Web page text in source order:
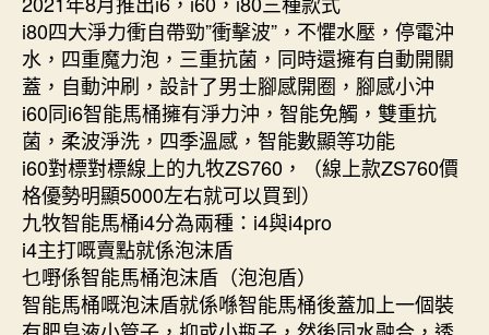
i80四大淨力衝自帶勁”衝擊波”，不懼水壓，停電沖
水，四重魔力泡，三重抗菌，同時還擁有自動開關
蓋，自動沖刷，設計了男士腳感開圈，腳感小沖
i60同i6智能馬桶擁有淨力沖，智能免觸，雙重抗
菌，柔波淨洗，四季溫感，智能數顯等功能
i60對標對標線上的九牧ZS760，（線上款ZS760價
格優勢明顯5000左右就可以買到）
九牧智能馬桶i4分為兩種：i4與i4pro
i4主打嘅賣點就係泡沫盾
乜嘢係智能馬桶泡沫盾（泡泡盾）
智能馬桶嘅泡沫盾就係喺智能馬桶後蓋加上一個裝